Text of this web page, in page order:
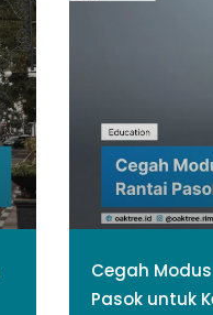
Cegah
Pasok untuk